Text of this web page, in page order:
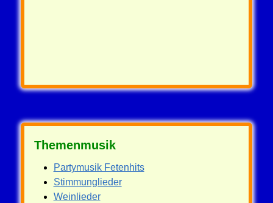
Themenmusik
Partymusik Fetenhits
Stimmunglieder
Weinlieder